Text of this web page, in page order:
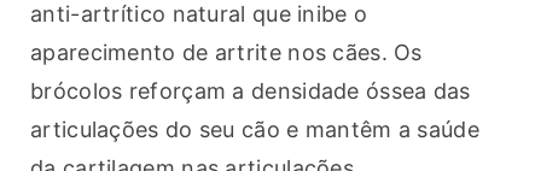
anti-artrítico natural que inibe o
aparecimento de artrite nos cães. Os
brócolos reforçam a densidade óssea das
articulações do seu cão e mantêm a saúde